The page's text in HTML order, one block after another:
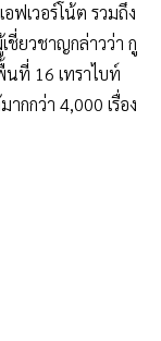
ฟเวอร์โน้ต รวมถึง
ชี่ยวชาญกล่าวว่า กู
นที่ 16 เทราไบท์
กกว่า 4,000 เรื่อง